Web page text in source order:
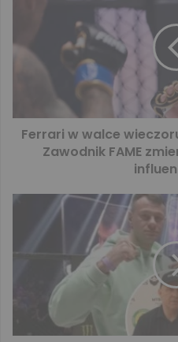
Ferrari w walce
Zawodnik FAME